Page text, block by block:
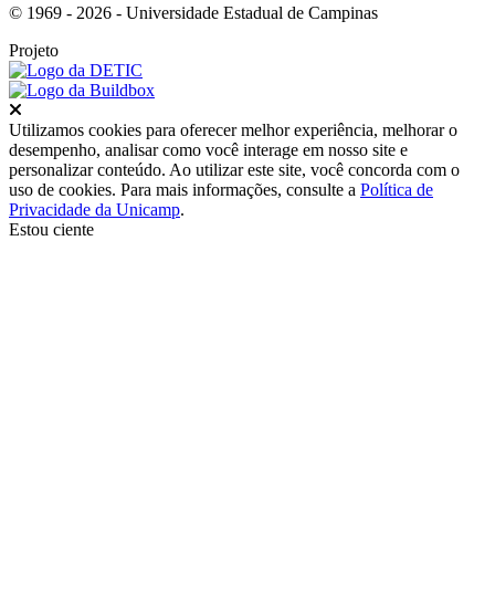
© 1969 - 2026 - Universidade Estadual de Campinas
Projeto
Utilizamos cookies para oferecer melhor experiência, melhorar o
desempenho, analisar como você interage em nosso site e
personalizar conteúdo. Ao utilizar este site, você concorda com o
uso de cookies. Para mais informações, consulte a Política de
Privacidade da Unicamp.
Estou ciente